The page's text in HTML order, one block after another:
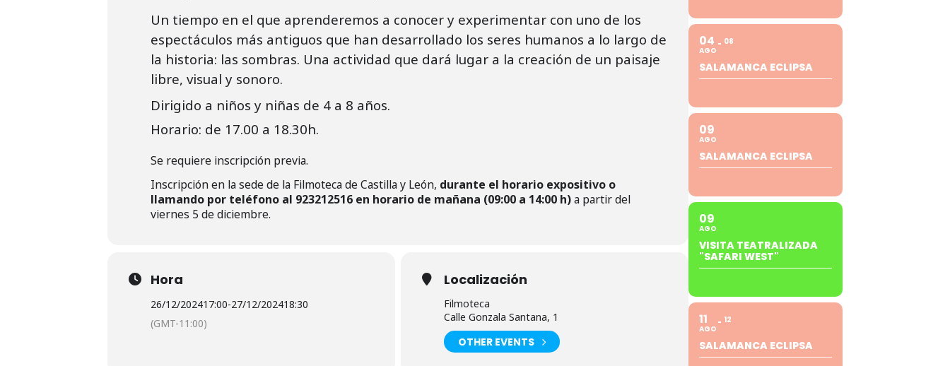
Un tiempo en el que aprenderemos a conocer y experimentar con uno de los
espectáculos más antiguos que han desarrollado los seres humanos a lo largo de
la historia: las sombras. Una actividad que dará lugar a la creación de un paisaje
libre, visual y sonoro.
Dirigido a niños y niñas de 4 a 8 años.
Horario: de 17.00 a 18.30h.
Se requiere inscripción previa.
Inscripción en la sede de la Filmoteca de Castilla y León, durante el horario expositivo o
llamando por teléfono al 923212516 en horario de mañana (09:00 a 14:00 h)a partir del
viernes 5 de diciembre.
Hora
26/12/202417:00-27/12/202418:30
(GMT-11:00)
Localización
Filmoteca
Calle Gonzala Santana, 1
OTHER EVENTS
04
AGO
08
SALAMANCA ECLIPSA
09
AGO
SALAMANCA ECLIPSA
09
AGO
VISITA TEATRALIZADA
"SAFARI WEST"
11
AGO
12
SALAMANCA ECLIPSA